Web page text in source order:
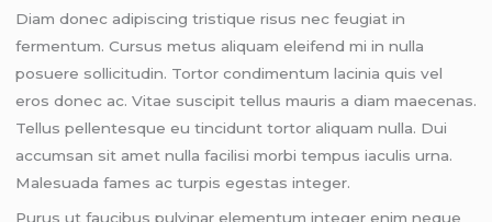
Diam donec adipiscing tristique risus nec feugiat in
fermentum. Cursus metus aliquam eleifend mi in nulla
posuere sollicitudin. Tortor condimentum lacinia quis vel
eros donec ac. Vitae suscipit tellus mauris a diam maecenas.
Tellus pellentesque eu tincidunt tortor aliquam nulla. Dui
accumsan sit amet nulla facilisi morbi tempus iaculis urna.
Malesuada fames ac turpis egestas integer.
Purus ut faucibus pulvinar elementum integer enim neque